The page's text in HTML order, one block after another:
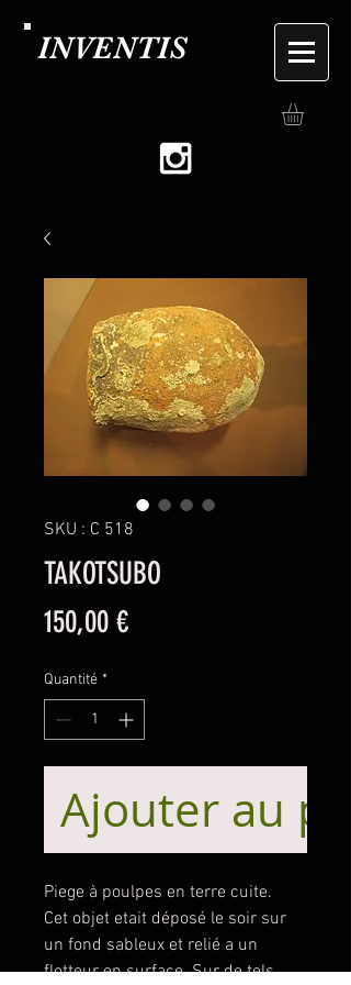
INVENTIS
SKU : C 518
TAKOTSUBO
150,00 €Prix
Quantité *
Ajouter au
Piege à poulpes en terre cuite.
Cet objet etait déposé le soir sur
un fond sableux et relié a un
flotteur en surface. Sur de tels